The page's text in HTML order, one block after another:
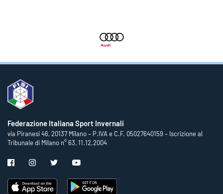
Federazione Italiana Sport Invernali
via Piranesi 46, 20137 Milano – P.IVA e C.F. 05027640159 – Iscrizione al
Tribunale di Milano n° 63, 11.12.2004